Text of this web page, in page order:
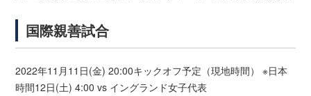
国際親善試合
2022年11月11日(金) 20:00キックオフ予定（現地時間） ※日本
時間12日(土) 4:00 vs イングランド女子代表